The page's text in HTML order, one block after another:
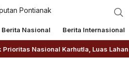
Berita Nasional Berita Internasional
Karhutla, Luas Lahan